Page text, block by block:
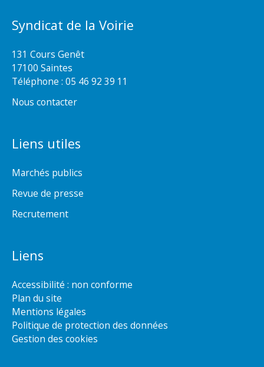
Syndicat de la Voirie
131 Cours Genêt
17100 Saintes
Téléphone : 05 46 92 39 11
Nous contacter
Liens utiles
Marchés publics
Revue de presse
Recrutement
Liens
Accessibilité : non conforme
Plan du site
Mentions légales
Politique de protection des données
Gestion des cookies